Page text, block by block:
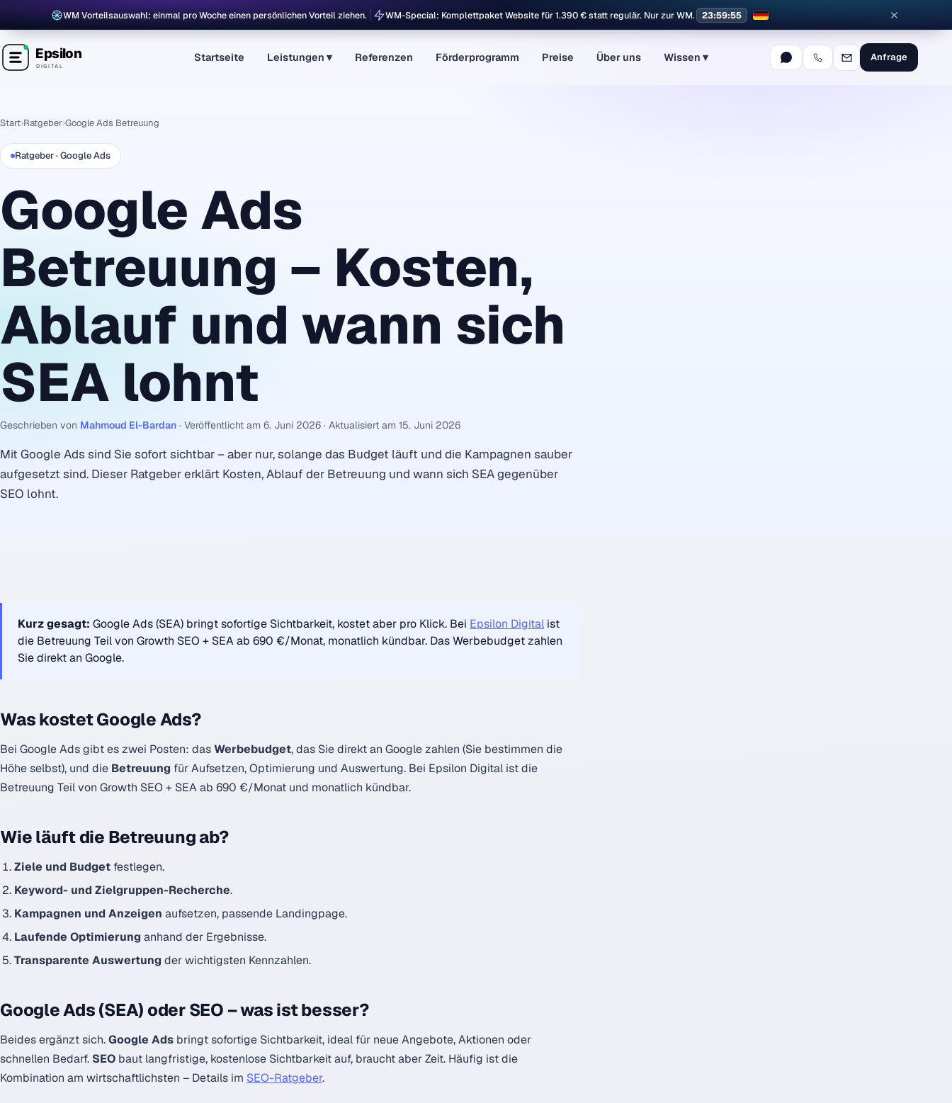
WM Vorteilsauswahl: einmal pro Woche einen persönlichen Vorteil ziehen. WM-Special: Komplettpaket Website für 1.390 € statt regulär. Nur zur WM. 23:59:54
Startseite Leistungen ▾ Referenzen Förderprogramm Preise Über uns Wissen ▾ Anfrage
Start›Ratgeber›Google Ads Betreuung
Ratgeber · Google Ads
Google Ads
Betreuung – Kosten,
Ablauf und wann sich
SEA lohnt
Geschrieben von Mahmoud El-Bardan · Veröffentlicht am 6. Juni 2026 · Aktualisiert am 15. Juni 2026
Mit Google Ads sind Sie sofort sichtbar – aber nur, solange das Budget läuft und die Kampagnen sauber
aufgesetzt sind. Dieser Ratgeber erklärt Kosten, Ablauf der Betreuung und wann sich SEA gegenüber
SEO lohnt.
Kurz gesagt: Google Ads (SEA) bringt sofortige Sichtbarkeit, kostet aber pro Klick. Bei Epsilon Digital ist
die Betreuung Teil von Growth SEO + SEA ab 690 €/Monat, monatlich kündbar. Das Werbebudget zahlen
Sie direkt an Google.
Was kostet Google Ads?
Bei Google Ads gibt es zwei Posten: dasWerbebudget, das Sie direkt an Google zahlen (Sie bestimmen die
Höhe selbst), und die Betreuung für Aufsetzen, Optimierung und Auswertung. Bei Epsilon Digital ist die
Betreuung Teil von Growth SEO + SEA ab 690 €/Monat und monatlich kündbar.
Wie läuft die Betreuung ab?
Ziele und Budget festlegen.
Keyword- und Zielgruppen-Recherche.
Kampagnen und Anzeigen aufsetzen, passende Landingpage.
Laufende Optimierung anhand der Ergebnisse.
Transparente Auswertung der wichtigsten Kennzahlen.
Google Ads (SEA) oder SEO – was ist besser?
Beides ergänzt sich.Google Ads bringt sofortige Sichtbarkeit, ideal für neue Angebote, Aktionen oder
schnellen Bedarf. SEO baut langfristige, kostenlose Sichtbarkeit auf, braucht aber Zeit. Häufig ist die
Kombination am wirtschaftlichsten – Details im SEO-Ratgeber.